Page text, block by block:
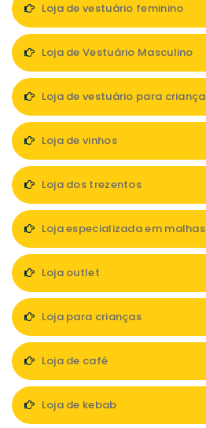
Loja de vestuário feminino
Loja de Vestuário Masculino
Loja de vestuário para criança
Loja de vinhos
Loja dos trezentos
Loja especializada em malhas
Loja outlet
Loja para crianças
Loja de café
Loja de kebab